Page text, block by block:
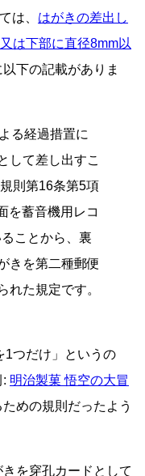
は、 はがきの差出し
は下部に直径8mm以
以下の記載がありま
る経過措置に
して差し出すこ
則第16条第5項
を蓄音機用レコ
ことから、裏
きを第二種郵便
れた規定です。
1つだけ」というの
: 明治製菓 悟空の大冒
めの規則だったよう
を穿孔カードとして